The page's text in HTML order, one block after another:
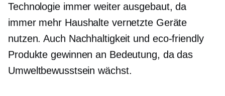
Technologie immer weiter ausgebaut, da
immer mehr Haushalte vernetzte Geräte
nutzen. Auch Nachhaltigkeit und eco-friendly
Produkte gewinnen an Bedeutung, da das
Umweltbewusstsein wächst.